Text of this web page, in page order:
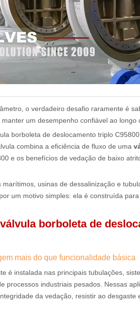
o verdadeiro desafio raramente é
um desempenho confiável ao longo
borboleta de deslocamento triplo
combina a eficiência de fluxo de uma
e os benefícios de vedação de baixo
usinas de dessalinização e
um motivo simples: ela é construída
borboleta de
mais do que funcionalidade básica
é instalada nas principais tubulações,
processos industriais pesados. Nessas
da vedação, resistir ao desgaste